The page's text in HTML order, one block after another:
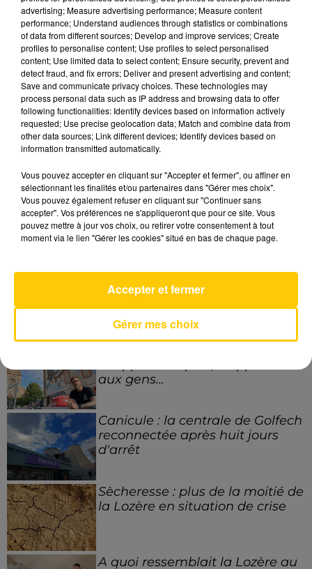
« IL SE MARRAIT UN PEU » … BERNARD
CHARLES SUR LIONEL JOSPIN
7 8 9 10 11 12 13
LE FIL ACTU Voir plus
aux gens...
Canicule : la centrale de Golfech
reconnectée après huit jours
d'arrêt
Sècheresse : plus de la moitié de
la Lozère en situation de crise
A quoi ressemblait la Lozère au
advertising; Measure advertising performance; Measure content
performance; Understand audiences through statistics or combinations
of data from different sources; Develop and improve services; Create
profiles to personalise content; Use profiles to select personalised
content; Use limited data to select content; Ensure security, prevent and
detect fraud, and fix errors; Deliver and present advertising and content;
Save and communicate privacy choices. These technologies may
process personal data such as IP address and browsing data to offer
following functionalities: Identify devices based on information actively
requested; Use precise geolocation data; Match and combine data from
other data sources; Link different devices; Identify devices based on
information transmitted automatically.
Vous pouvez accepter en cliquant sur "Accepter et fermer", ou affiner en
sélectionnant les finalités et/ou partenaires dans "Gérer mes choix".
Vous pouvez également refuser en cliquant sur "Continuer sans
accepter". Vos préférences ne s'appliqueront que pour ce site. Vous
pouvez mettre à jour vos choix, ou retirer votre consentement à tout
moment via le lien "Gérer les cookies" situé en bas de chaque page.
Gérer mes choix
Accepter et fermer